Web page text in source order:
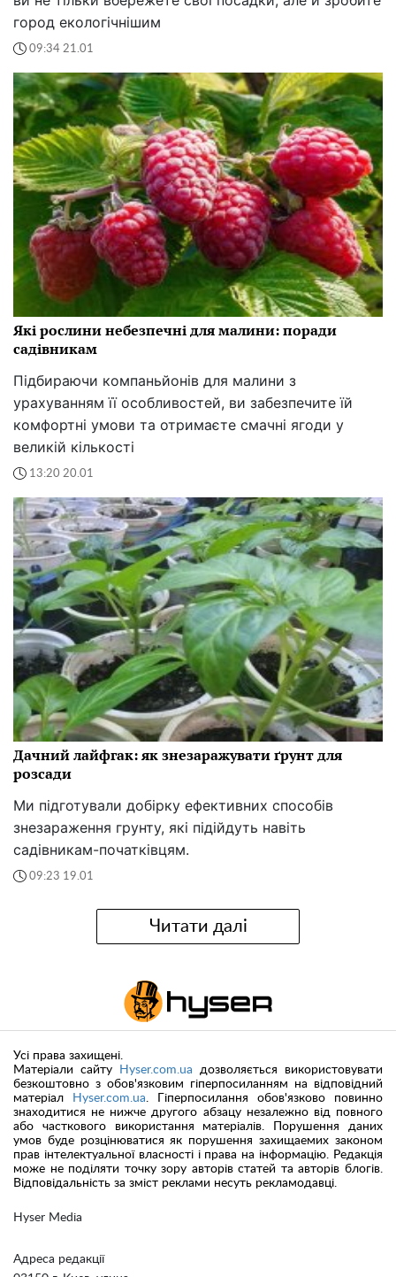
город екологічнішим
09:34 21.01
Які рослини небезпечні для малини: поради
садівникам
Підбираючи компаньйонів для малини з
урахуванням її особливостей, ви забезпечите їй
комфортні умови та отримаєте смачні ягоди у
великій кількості
13:20 20.01
Дачний лайфгак: як знезаражувати ґрунт для
розсади
Ми підготували добірку ефективних способів
знезараження грунту, які підійдуть навіть
садівникам-початківцям.
09:23 19.01
Читати далі
Hyser Media
Адреса редакції
Усі права захищені.
Матеріали сайту
Hyser.com.ua дозволяється використовувати
безкоштовно з обов'язковим гіперпосиланням на відповідний
матеріал
Hyser.com.ua. Гіперпосилання обов'язково повинно
знаходитися не нижче другого абзацу незалежно від повного
або часткового використання матеріалів. Порушення даних
умов буде розцінюватися як порушення захищаемих законом
прав інтелектуальної власності і права на інформацію. Редакція
може не поділяти точку зору авторів статей та авторів блогів.
Відповідальність за зміст реклами несуть рекламодавці.